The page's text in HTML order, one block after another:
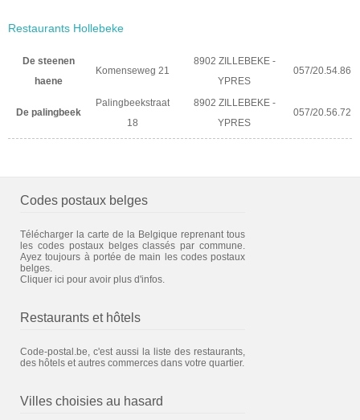
Restaurants Hollebeke
De steenen
haene
Komenseweg 21
8902 ZILLEBEKE -
YPRES
057/20.54.86
De palingbeek
Palingbeekstraat
18
8902 ZILLEBEKE -
YPRES
057/20.56.72
Codes postaux belges
Télécharger la carte de la Belgique reprenant tous
les codes postaux belges classés par commune.
Ayez toujours à portée de main les codes postaux
belges.
Cliquer ici pour avoir plus d'infos.
Restaurants et hôtels
Code-postal.be, c'est aussi la liste des restaurants,
des hôtels et autres commerces dans votre quartier.
Villes choisies au hasard